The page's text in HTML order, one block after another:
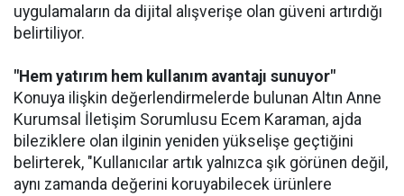
uygulamaların da dijital alışverişe olan güveni artırdığı
belirtiliyor.
"Hem yatırım hem kullanım avantajı sunuyor"
Konuya ilişkin değerlendirmelerde bulunan Altın Anne
Kurumsal İletişim Sorumlusu Ecem Karaman, ajda
bileziklere olan ilginin yeniden yükselişe geçtiğini
belirterek, "Kullanıcılar artık yalnızca şık görünen değil,
aynı zamanda değerini koruyabilecek ürünlere